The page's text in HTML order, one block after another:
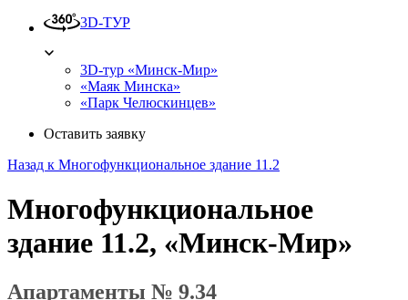
3D-ТУР
3D-тур «Минск-Мир»
«Маяк Минска»
«Парк Челюскинцев»
Оставить заявку
Назад к Многофункциональное здание 11.2
Многофункциональное
здание 11.2, «Минск-Мир»
Апартаменты № 9.34